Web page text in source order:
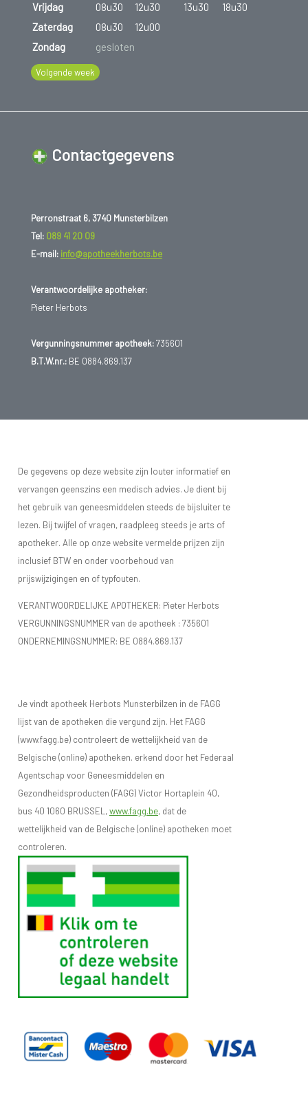
Vrijdag
08u30 12u30 13u30
18u30
Zaterdag
08u30
12u00
Zondag
gesloten
Volgende week
Contactgegevens
Perronstraat 6, 3740 Munsterbilzen
Tel: 089 41 20 09
E-mail: info@apotheekherbots.be
Verantwoordelijke apotheker:
Pieter Herbots
Vergunningsnummer apotheek:735601
B.T.W.nr.:BE 0884.869.137
De gegevens op deze website zijn louter informatief en
vervangen geenszins een medisch advies. Je dient bij
het gebruik van geneesmiddelen steeds de bijsluiter te
lezen. Bij twijfel of vragen, raadpleeg steeds je arts of
apotheker. Alle op onze website vermelde prijzen zijn
inclusief BTW en onder voorbehoud van
prijswijzigingen en of typfouten.
VERANTWOORDELIJKE APOTHEKER: Pieter Herbots
VERGUNNINGSNUMMER van de apotheek : 735601
ONDERNEMINGSNUMMER: BE 0884.869.137
Je vindt apotheek Herbots Munsterbilzen in de FAGG
lijst van de apotheken die vergund zijn. Het FAGG
(www.fagg.be) controleert de wettelijkheid van de
Belgische (online) apotheken. erkend door het Federaal
Agentschap voor Geneesmiddelen en
Gezondheidsproducten (FAGG) Victor Hortaplein 40,
bus 40 1060 BRUSSEL,www.fagg.be, dat de
wettelijkheid van de Belgische (online) apotheken moet
controleren.